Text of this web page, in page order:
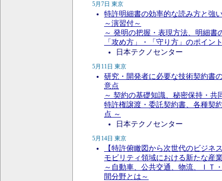
5月7日 東京
特許明細書の効率的な読み方と
～演習付～
～ 発明の把握・表現方法、明細書
「攻め方」・「守り方」のポイン
日本テクノセンター
5月11日 東京
研究・開発者に必要な技術契約書
意点
～ 契約の基礎知識、秘密保持・共
特許権譲渡・委託契約書、各種契
点 ～
日本テクノセンター
5月14日 東京
【特許俯瞰図から次世代のビジネ
モビリティ領域における新たな産
～自動車、公共交通、物流、ＩＴ
間分野とは～